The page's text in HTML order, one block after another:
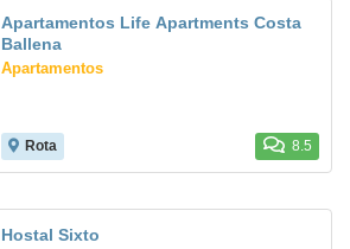
Apartamentos Life Apartments Costa
Ballena
Apartamentos
Rota 8.5
Hostal Sixto